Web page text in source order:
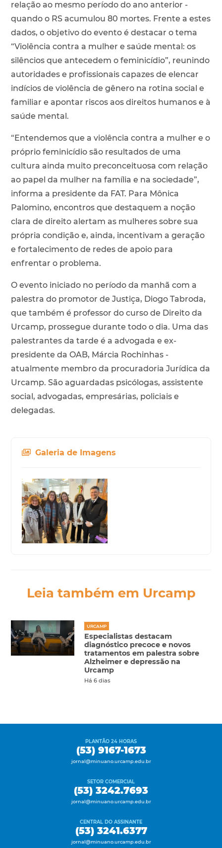
relação ao mesmo período do ano anterior -
quando o RS acumulou 80 mortes. Frente a estes
dados, o objetivo do evento é destacar o tema
“Violência contra a mulher e saúde mental: os
silêncios que antecedem o feminicídio”, reunindo
autoridades e profissionais capazes de elencar
indícios de violência de gênero na rotina social e
familiar e apontar riscos aos direitos humanos e à
saúde mental.
“Entendemos que a violência contra a mulher e o
próprio feminicídio são resultados de uma
cultura ainda muito preconceituosa com relação
ao papel da mulher na família e na sociedade”,
informa a presidente da FAT. Para Mônica
Palomino, encontros que destaquem a noção
clara de direito alertam as mulheres sobre sua
própria condição e, ainda, incentivam a geração
e fortalecimento de redes de apoio para
enfrentar o problema.
O evento iniciado no período da manhã com a
palestra do promotor de Justiça, Diogo Tabroda,
que também é professor do curso de Direito da
Urcamp, prossegue durante todo o dia. Uma das
palestrantes da tarde é a advogada e ex-
presidente da OAB, Márcia Rochinhas -
atualmente membro da procuradoria Jurídica da
Urcamp. São aguardadas psicólogas, assistente
social, advogadas, empresárias, policiais e
delegadas.
Galeria de Imagens
Leia também em Urcamp
URCAMP
Especialistas destacam
diagnóstico precoce e novos
tratamentos em palestra sobre
Alzheimer e depressão na
Urcamp
Há 6 dias
PLANTÃO 24 HORAS
(53) 9167-1673
jornal@minuano.urcamp.edu.br
SETOR COMERCIAL
(53) 3242.7693
jornal@minuano.urcamp.edu.br
CENTRAL DO ASSINANTE
(53) 3241.6377
jornal@minuano.urcamp.edu.br